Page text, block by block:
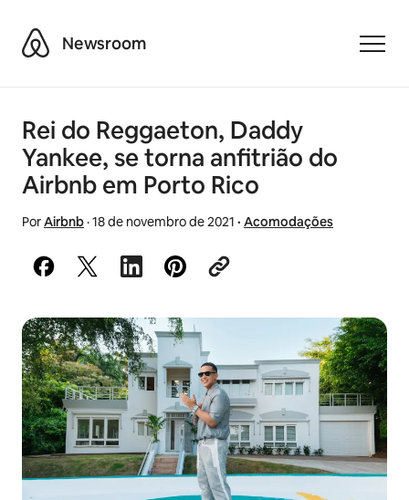
AirbnbNewsroom
Rei do Reggaeton, Daddy
Yankee, se torna anfitrião do
Airbnb em Porto Rico
PorAirbnb·18 de novembro de 2021 · Acomodações